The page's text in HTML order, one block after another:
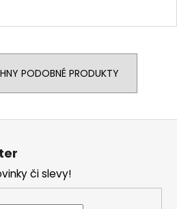
PODOBNÉ PRODUKTY
či slevy!